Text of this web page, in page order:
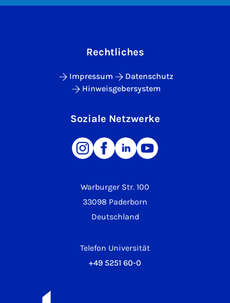
Warburger Str. 100
33098 Paderborn
Deutschland
Telefon Universität
+49 5251 60-0
Rechtliches
Impressum
Datenschutz
Hinweisgebersystem
Soziale Netzwerke